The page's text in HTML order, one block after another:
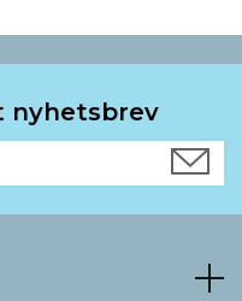
nyhetsbrev